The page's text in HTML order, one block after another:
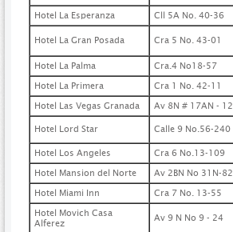
Hotel La Esperanza
Cll 5A No. 40-36
Hotel La Gran Posada Cra 5 No. 43-01
Hotel La Palma Cra.4 No18-57
Hotel La Primera
Cra 1 No. 42-11
Hotel Las Vegas Granada
Av 8N # 17AN - 12
Hotel Lord Star Calle 9 No.56-240
Hotel Los Angeles Cra 6 No.13-109
Hotel Mansion del Norte
Av 2BN No 31N-82
Hotel Miami Inn
Cra 7 No. 13-55
Hotel Movich Casa
Alferez
Av 9 N No 9 - 24